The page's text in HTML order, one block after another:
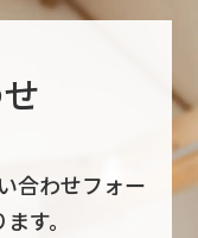
合わせフォー
す。